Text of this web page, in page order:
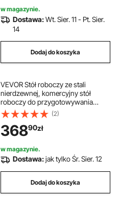
w magazynie.
Dostawa:Wt. Sier. 11 - Pt. Sier.
14
Dodaj do koszyka
VEVOR Stół roboczy ze stali
nierdzewnej, komercyjny stół
roboczy do przygotowywania
żywności, 3-stronny panel
ochronny, stół kuchenny 610 x 610
x 660 mm, stół roboczy o
regulowanej wysokości do hotelu
(2)
36890zł
w magazynie.
Dostawa:jak tylko Śr. Sier. 12
Dodaj do koszyka